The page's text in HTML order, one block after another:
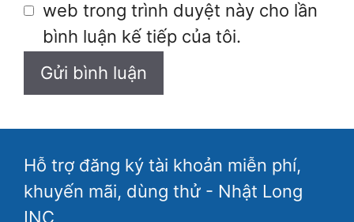
web trong trình duyệt này cho lần
bình luận kế tiếp của tôi.
Hỗ trợ đăng ký tài khoản miễn phí,
khuyến mãi, dùng thử - Nhật Long
INC